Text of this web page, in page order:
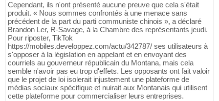
Cependant, ils n'ont présenté aucune preuve que cela s'était
produit. « Nous sommes confrontés à une menace sans
précédent de la part du parti communiste chinois », a déclaré
Brandon Ler, R-Savage, à la Chambre des représentants jeudi.
Pour riposter, TikTok
https://mobiles.developpez.com/actu/342787/ ses utilisateurs à
s'opposer à la législation en appelant et en envoyant des
courriels au gouverneur républicain du Montana, mais cela
semble n'avoir pas eu trop d'effets. Les opposants ont fait valoir
que le projet de loi isolerait injustement une plateforme de
médias sociaux spécifique et nuirait aux Montanais qui utilisent
cette plateforme pour commercialiser leurs entreprises.